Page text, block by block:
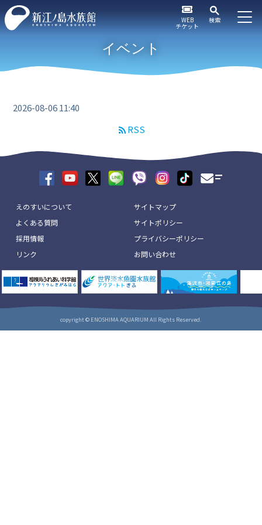
WEB
チケット
検索
イベント
2026-08-06 11:40
RSS
えのすいについて
よくある質問
採用情報
リンク
サイトマップ
サイトポリシー
プライバシーポリシー
お問い合わせ
copyright © ENOSHIMA AQUARIUM All Rights Reserved.